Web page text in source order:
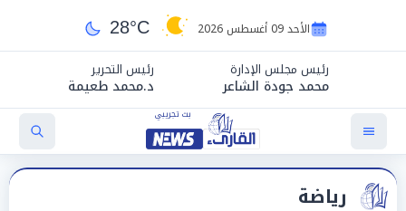
الأحد 09 أغسطس 2026 28°C
رئيس مجلس الإدارة
محمد جودة الشاعر
رئيس التحرير
د.محمد طعيمة
رياضة